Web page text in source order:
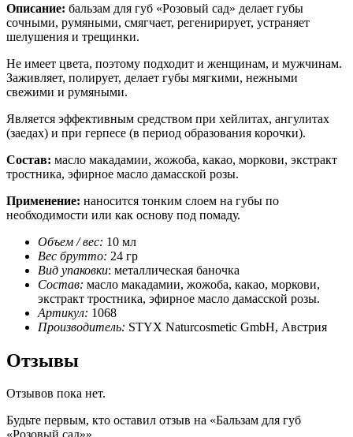
Описание: бальзам для губ «Розовый сад» делает губы
сочными, румяными, смягчает, регенирирует, устраняет
шелушения и трещинки.
Не имеет цвета, поэтому подходит и женщинам, и мужчинам.
Заживляет, полирует, делает губы мягкими, нежными
свежими и румяными.
Является эффективным средством при хейлитах, ангулитах
(заедах) и при герпесе (в период образования корочки).
Состав: масло макадамии, жожоба, какао, моркови, экстракт
тростника, эфирное масло дамасской розы.
Применение: наносится тонким слоем на губы по
необходимости или как основу под помаду.
Объем / вес: 10 мл
Вес брутто: 24 гр
Вид упаковки: металлическая баночка
Cостав: масло макадамии, жожоба, какао, моркови,
экстракт тростника, эфирное масло дамасской розы.
Артикул: 1068
Производитель: STYX Naturcosmetic GmbH, Австрия
Отзывы
Отзывов пока нет.
Будьте первым, кто оставил отзыв на «Бальзам для губ